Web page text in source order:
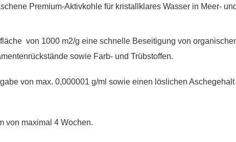
Premium-Aktivkohle für kristallklares Wasser in Meer-
von 1000 m2/g eine schnelle Beseitigung von
sowie Farb- und Trübstoffen.
von max. 0,000001 g/ml sowie einen löslichen Aschegehalt
von maximal 4 Wochen.